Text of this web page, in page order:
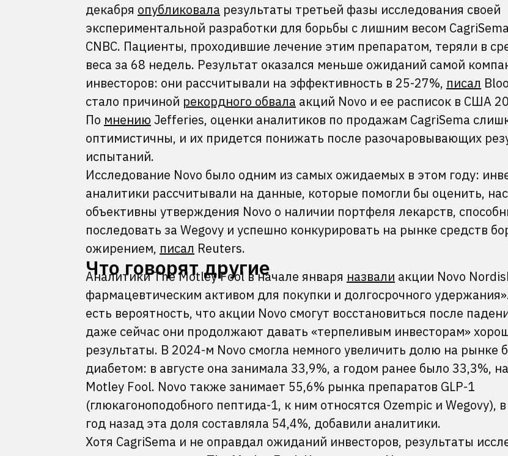
декабря опубликовала результаты третьей фазы исследования своей
экспериментальной разработки для борьбы с лишним весом
CNBC. Пациенты, проходившие лечение этим препаратом, теряли в
веса за 68 недель. Результат оказался меньше ожиданий самой
инвесторов: они рассчитывали на эффективность в 25-27%, писал
стало причиной рекордного обвала акций Novo и ее расписок в США
По мнению Jefferies, оценки аналитиков по продажам CagriSema
оптимистичны, и их придется понижать после разочаровывающих
испытаний.
Исследование Novo было одним из самых ожидаемых в этом году:
аналитики рассчитывали на данные, которые помогли бы оценить,
объективны утверждения Novo о наличии портфеля лекарств,
последовать за Wegovy и успешно конкурировать на рынке средств
ожирением, писал Reuters.
Что говорят другие
Аналитики The Motley Fool в начале января назвали акции Novo
фармацевтическим активом для покупки и долгосрочного
есть вероятность, что акции Novo смогут восстановиться после
даже сейчас они продолжают давать «терпеливым инвесторам»
результаты. В 2024-м Novo смогла немного увеличить долю на рынке
диабетом: в августе она занимала 33,9%, а годом ранее было 33,3%,
Motley Fool. Novo также занимает 55,6% рынка препаратов GLP-1
(глюкагоноподобного пептида-1, к ним относятся Ozempic и Wegovy),
год назад эта доля составляла 54,4%, добавили аналитики.
Хотя CagriSema и не оправдал ожиданий инвесторов, результаты